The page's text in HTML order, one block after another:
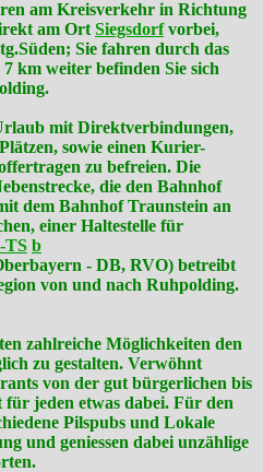
am Kreisverkehr in Richtung
am Ort Siegsdorfvorbei,
Sie fahren durch das
km weiter befinden Sie sich
mit Direktverbindungen,
sowie einen Kurier-
zu befreien. Die
die den Bahnhof
dem Bahnhof Traunstein an
einer Haltestelle für
TS b
- DB, RVO) betreibt
von und nach Ruhpolding.
zahlreiche Möglichkeiten den
zu gestalten. Verwöhnt
von der gut bürgerlichen bis
für jeden etwas dabei. Für den
Pilspubs und Lokale
und geniessen dabei unzählige